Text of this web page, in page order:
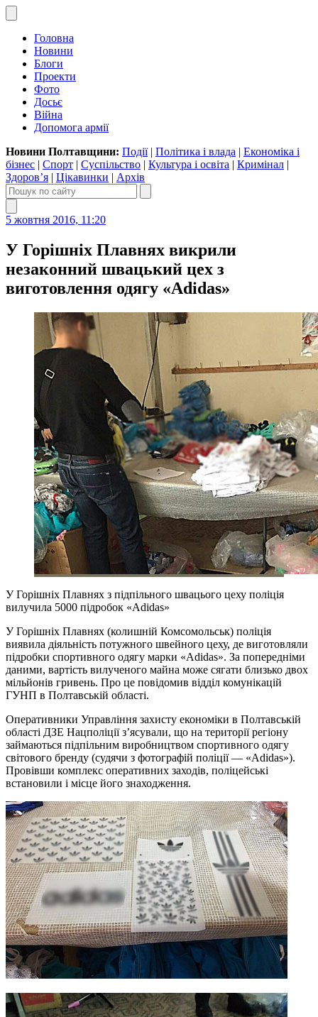
Головна
Новини
Блоги
Проекти
Фото
Досьє
Війна
Допомога армії
Новини Полтавщини: Події| Політика і влада | Економіка і
бізнес | Спорт | Суспільство | Культура і освіта | Кримінал |
Здоров’я | Цікавинки | Архів
5 жовтня 2016, 11:20
У Горішніх Плавнях викрили
незаконний швацький цех з
виготовлення одягу «Adidas»
У Горішніх Плавнях з підпільного швацього цеху поліція
вилучила 5000 підробок «Adidas»
У Горішніх Плавнях (колишній Комсомольськ) поліція
виявила діяльність потужного швейного цеху, де виготовляли
підробки спортивного одягу марки «Adidas». За попередніми
даними, вартість вилученого майна може сягати близько двох
мільйонів гривень. Про це повідомив відділ комунікацій
ГУНП в Полтавській області.
Оперативники Управління захисту економіки в Полтавській
області ДЗЕ Нацполіції з’ясували, що на території регіону
займаються підпільним виробництвом спортивного одягу
світового бренду (судячи з фотографій поліції — «Adidas»).
Провівши комплекс оперативних заходів, поліцейські
встановили і місце його знаходження.